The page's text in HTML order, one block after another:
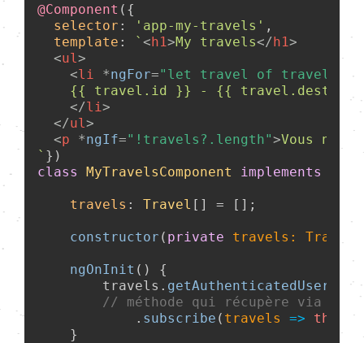
@Component ({
selector : 'app-my-travels' ,
template : ` <h1>My travels</h1>
<ul>
<li *ngFor="let travel of travels"
>
{{ travel.id }} - {{
</li>
</ul>
<p *ngIf="!travels?.length">Vous
`
class
MyTravelsComponent implements
travels : Travel [] = [];
constructor ( private travels:
ngOnInit ( ) {
        travels.
// méthode qui récupère via
            .
subscribe ( travels => this .
    }